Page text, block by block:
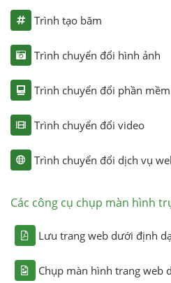
Trình tạo băm
Trình chuyển đổi hình ảnh
Trình chuyển đổi phần mềm
Trình chuyển đổi video
Trình chuyển đổi dịch vụ
Các công cụ chụp màn hình
Lưu trang web dưới định
Chụp màn hình trang web